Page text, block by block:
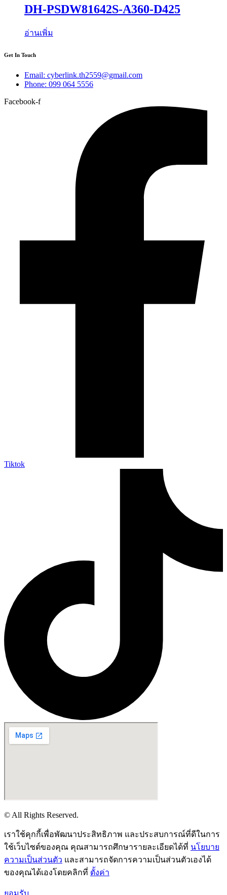
DH-PSDW81642S-A360-D425
อ่านเพิ่ม
Get In Touch
Email: cyberlink.th2559@gmail.com
Phone: 099 064 5556
Facebook-f
Tiktok
© All Rights Reserved.
เราใช้คุกกี้เพื่อพัฒนาประสิทธิภาพ และประสบการณ์ที่ดีในการ
ใช้เว็บไซต์ของคุณ คุณสามารถศึกษารายละเอียดได้ที่ นโยบาย
ความเป็นส่วนตัว และสามารถจัดการความเป็นส่วนตัวเองได้
ของคุณได้เองโดยคลิกที่ ตั้งค่า
ยอมรับ